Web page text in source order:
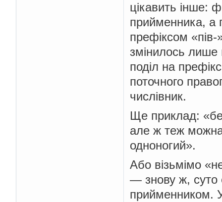
цікавить інше:
прийменника, а
префіксом
змінилось лише
поділ на
поточного
числівник.
Ще приклад:
але ж теж
одноногий».
Або візьмімо
— знову ж, суто
прийменником.